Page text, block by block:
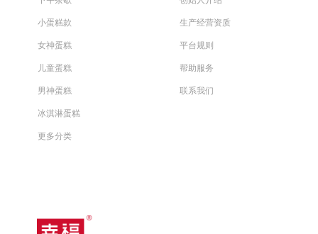
小蛋糕款
女神蛋糕
儿童蛋糕
男神蛋糕
冰淇淋蛋糕
更多分类
生产经营资质
平台规则
帮助服务
联系我们